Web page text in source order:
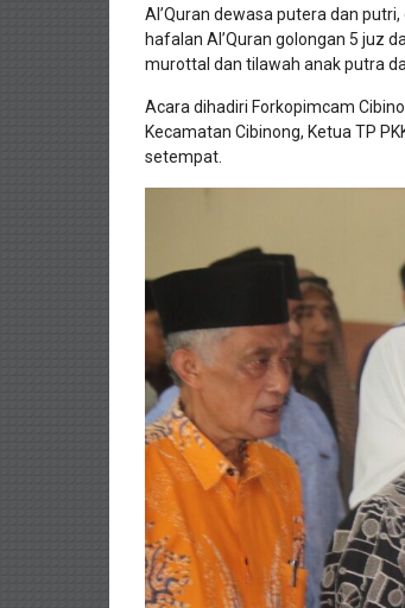
Al’Quran dewasa putera dan
hafalan Al’Quran golongan 5 juz
murottal dan tilawah anak putra
Acara dihadiri Forkopimcam
Kecamatan Cibinong, Ketua TP
setempat.